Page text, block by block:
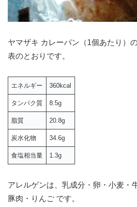
ヤマザキ カレーパン（1個あたり）
表のとおりです。
エネルギー 360kcal
タンパク質 8.5g
脂質 20.8g
炭水化物 34.6g
食塩相当量 1.3g
アレルゲンは、乳成分・卵・小麦・
豚肉・りんご です。